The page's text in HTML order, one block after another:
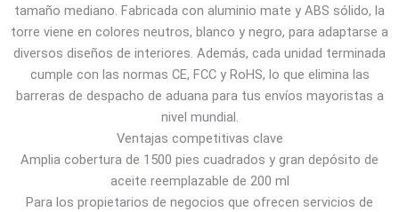
tamaño mediano. Fabricada con aluminio mate y ABS sólido, la
torre viene en colores neutros, blanco y negro, para adaptarse a
diversos diseños de interiores. Además, cada unidad terminada
cumple con las normas CE, FCC y RoHS, lo que elimina las
barreras de despacho de aduana para tus envíos mayoristas a
nivel mundial.
Ventajas competitivas clave
Amplia cobertura de 1500 pies cuadrados y gran depósito de
aceite reemplazable de 200 ml
Para los propietarios de negocios que ofrecen servicios de